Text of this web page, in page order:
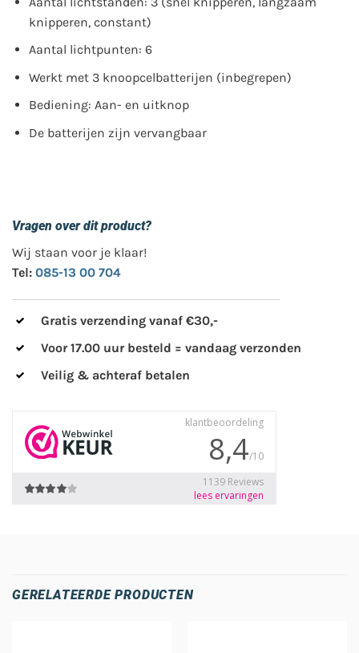
knipperen, constant)
Aantal lichtpunten: 6
Werkt met 3 knoopcelbatterijen (inbegrepen)
Bediening: Aan- en uitknop
De batterijen zijn vervangbaar
Vragen over dit product?
Wij staan voor je klaar!
Tel: 085-13 00 704
Gratis verzending vanaf €30,-
Voor 17.00 uur besteld = vandaag verzonden
Veilig & achteraf betalen
GERELATEERDE PRODUCTEN